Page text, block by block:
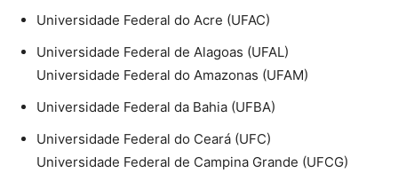
Universidade Federal do Acre (UFAC)
Universidade Federal de Alagoas (UFAL)
Universidade Federal do Amazonas (UFAM)
Universidade Federal da Bahia (UFBA)
Universidade Federal do Ceará (UFC)
Universidade Federal de Campina Grande (UFCG)